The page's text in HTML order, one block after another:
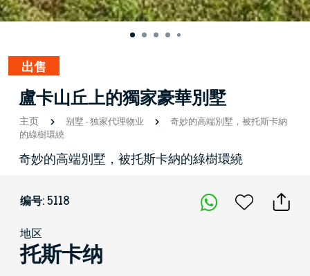
出售
盧卡山丘上的獨家豪華別墅
主页 别墅-独家代理物业
奇妙的高端別墅，被托斯卡納
的綠樹環繞
奇妙的高端別墅，被托斯卡納的綠樹環繞
编号: 5118
地区
托斯卡纳